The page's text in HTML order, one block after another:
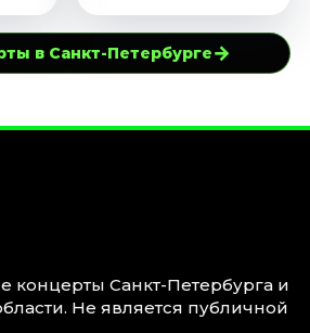
в Санкт-Петербурге→
концерты Санкт-Петербурга и
Не является публичной